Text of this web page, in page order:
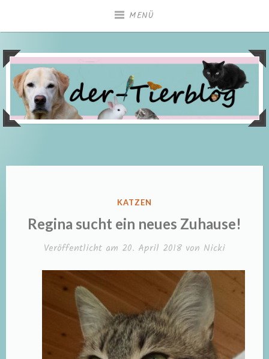
MENÜ
VERÖFFENTLICHT
KATZEN
Regina sucht ein neues Zuhause!
Veröffentlicht am 20. April 2018 von Nicki